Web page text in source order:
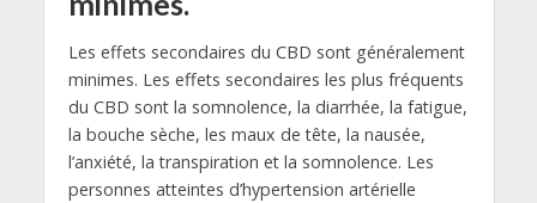
Les effets secondaires du CBD sont généralement
minimes. Les effets secondaires les plus fréquents
du CBD sont la somnolence, la diarrhée, la fatigue,
la bouche sèche, les maux de tête, la nausée,
l’anxiété, la transpiration et la somnolence. Les
personnes atteintes d’hypertension artérielle